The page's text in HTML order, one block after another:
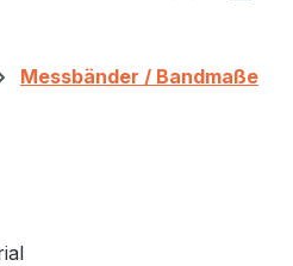
Messbänder / Bandmaße